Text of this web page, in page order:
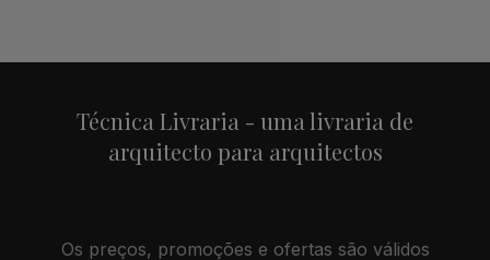
Técnica Livraria - uma livraria de
arquitecto para arquitectos
Os preços, promoções e ofertas são válidos